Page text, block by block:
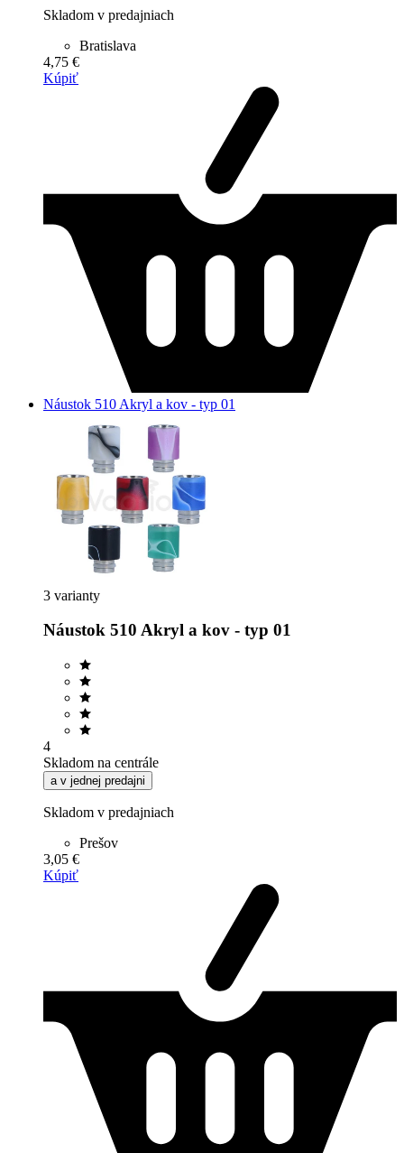
Skladom v predajniach
Bratislava
4,75 €
Kúpiť
Náustok 510 Akryl a kov - typ 01
3 varianty
Náustok 510 Akryl a kov - typ 01
4
Skladom na centrále
a v jednej predajni
Skladom v predajniach
Prešov
3,05 €
Kúpiť